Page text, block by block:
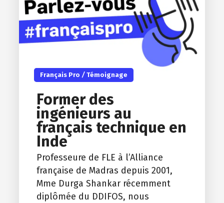
Français Pro / Témoignage
Former des
ingénieurs au
français technique en
Inde
Professeure de FLE à l’Alliance
française de Madras depuis 2001,
Mme Durga Shankar récemment
diplômée du DDIFOS, nous